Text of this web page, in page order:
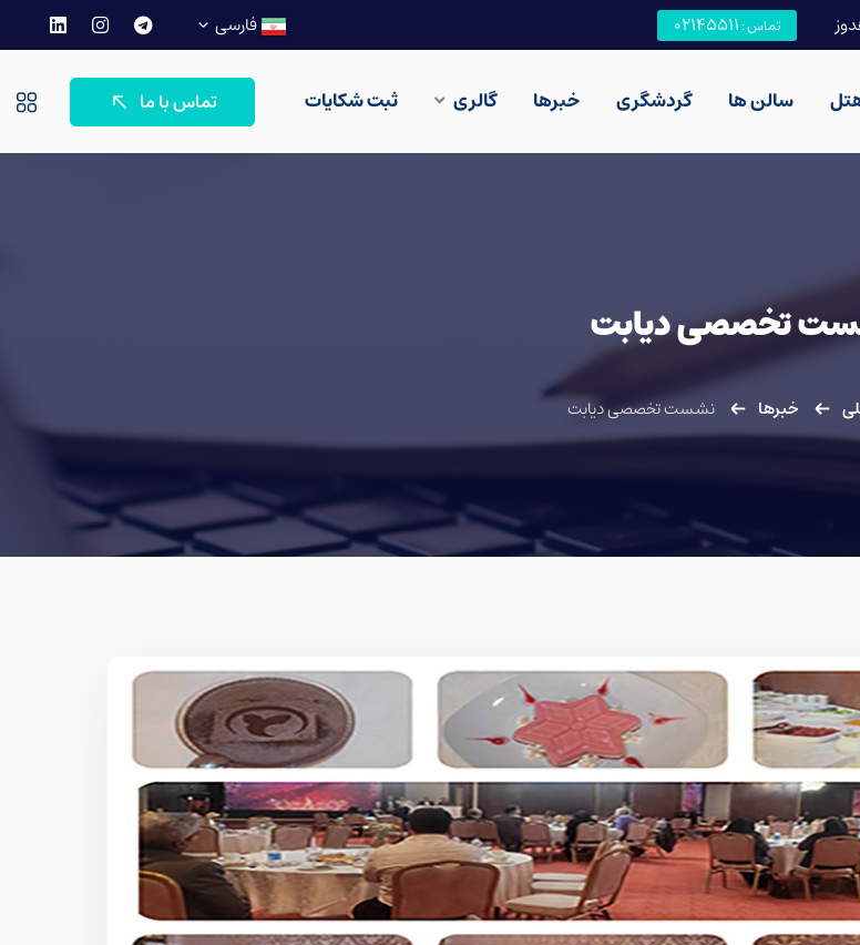
تماس :02145511 فارسی
سالن ها گردشگری خبرها گالری ثبت شکایات تماس با ما
تخصصی دیابت
خبرها نشست تخصصی دیابت